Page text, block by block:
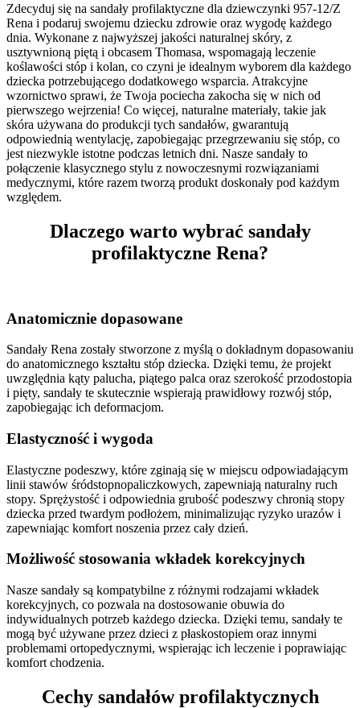
Zdecyduj się na sandały profilaktyczne dla dziewczynki 957-12/Z
Rena i podaruj swojemu dziecku zdrowie oraz wygodę każdego
dnia. Wykonane z najwyższej jakości naturalnej skóry, z
usztywnioną piętą i obcasem Thomasa, wspomagają leczenie
koślawości stóp i kolan, co czyni je idealnym wyborem dla każdego
dziecka potrzebującego dodatkowego wsparcia. Atrakcyjne
wzornictwo sprawi, że Twoja pociecha zakocha się w nich od
pierwszego wejrzenia! Co więcej, naturalne materiały, takie jak
skóra używana do produkcji tych sandałów, gwarantują
odpowiednią wentylację, zapobiegając przegrzewaniu się stóp, co
jest niezwykle istotne podczas letnich dni. Nasze sandały to
połączenie klasycznego stylu z nowoczesnymi rozwiązaniami
medycznymi, które razem tworzą produkt doskonały pod każdym
względem.
Dlaczego warto wybrać sandały
profilaktyczne Rena?
Anatomicznie dopasowane
Sandały Rena zostały stworzone z myślą o dokładnym dopasowaniu
do anatomicznego kształtu stóp dziecka. Dzięki temu, że projekt
uwzględnia kąty palucha, piątego palca oraz szerokość przodostopia
i pięty, sandały te skutecznie wspierają prawidłowy rozwój stóp,
zapobiegając ich deformacjom.
Elastyczność i wygoda
Elastyczne podeszwy, które zginają się w miejscu odpowiadającym
linii stawów śródstopnopaliczkowych, zapewniają naturalny ruch
stopy. Sprężystość i odpowiednia grubość podeszwy chronią stopy
dziecka przed twardym podłożem, minimalizując ryzyko urazów i
zapewniając komfort noszenia przez cały dzień.
Możliwość stosowania wkładek korekcyjnych
Nasze sandały są kompatybilne z różnymi rodzajami wkładek
korekcyjnych, co pozwala na dostosowanie obuwia do
indywidualnych potrzeb każdego dziecka. Dzięki temu, sandały te
mogą być używane przez dzieci z płaskostopiem oraz innymi
problemami ortopedycznymi, wspierając ich leczenie i poprawiając
komfort chodzenia.
Cechy sandałów profilaktycznych